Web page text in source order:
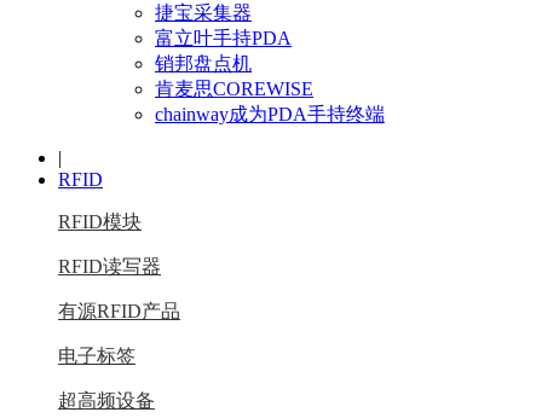
捷宝采集器
富立叶手持PDA
销邦盘点机
肯麦思COREWISE
chainway成为PDA手持终端
|
RFID
RFID模块
RFID读写器
有源RFID产品
电子标签
超高频设备